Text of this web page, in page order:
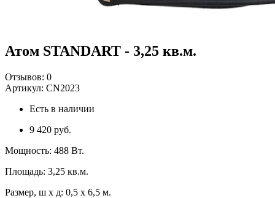
Атом STANDART - 3,25 кв.м.
Отзывов: 0
Артикул: CN2023
Есть в наличии
9 420 руб.
Мощность: 488 Вт.
Площадь: 3,25 кв.м.
Размер, ш х д: 0,5 х 6,5 м.